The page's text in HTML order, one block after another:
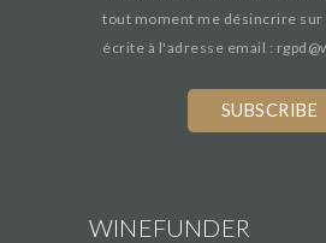
tout moment me désincrire sur
écrite à l'adresse email :
WINEFUNDER